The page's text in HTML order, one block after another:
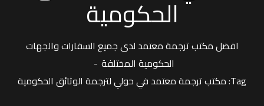
الحكومية
افضل مكتب ترجمة معتمد لدى جميع السفارات والجهات
الحكومية المختلفة
Tag: مكتب ترجمة معتمد في حولي لترجمة الوثائق الحكومية